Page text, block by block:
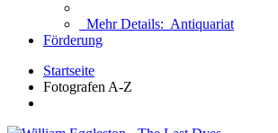
Mehr Details: Antiquariat
Förderung
Startseite
Fotografen A-Z